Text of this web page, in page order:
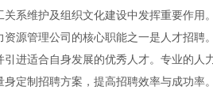
关系维护及组织文化建设中发挥重要作用。
资源管理公司的核心职能之一是人才招
引进适合自身发展的优秀人才。专业的
身定制招聘方案，提高招聘效率与成功率。